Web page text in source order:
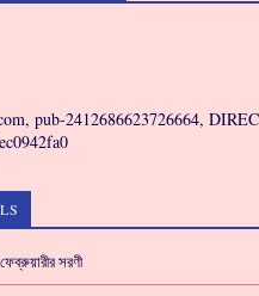
pub-2412686623726664,
সরণী